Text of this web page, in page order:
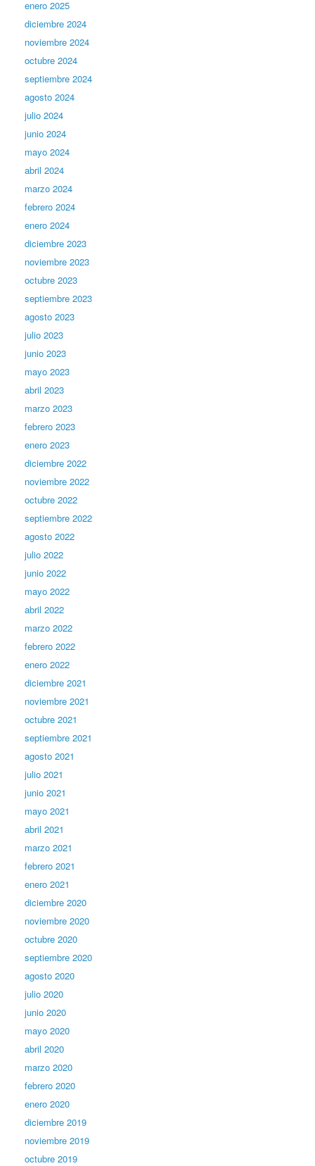
enero 2025
diciembre 2024
noviembre 2024
octubre 2024
septiembre 2024
agosto 2024
julio 2024
junio 2024
mayo 2024
abril 2024
marzo 2024
febrero 2024
enero 2024
diciembre 2023
noviembre 2023
octubre 2023
septiembre 2023
agosto 2023
julio 2023
junio 2023
mayo 2023
abril 2023
marzo 2023
febrero 2023
enero 2023
diciembre 2022
noviembre 2022
octubre 2022
septiembre 2022
agosto 2022
julio 2022
junio 2022
mayo 2022
abril 2022
marzo 2022
febrero 2022
enero 2022
diciembre 2021
noviembre 2021
octubre 2021
septiembre 2021
agosto 2021
julio 2021
junio 2021
mayo 2021
abril 2021
marzo 2021
febrero 2021
enero 2021
diciembre 2020
noviembre 2020
octubre 2020
septiembre 2020
agosto 2020
julio 2020
junio 2020
mayo 2020
abril 2020
marzo 2020
febrero 2020
enero 2020
diciembre 2019
noviembre 2019
octubre 2019